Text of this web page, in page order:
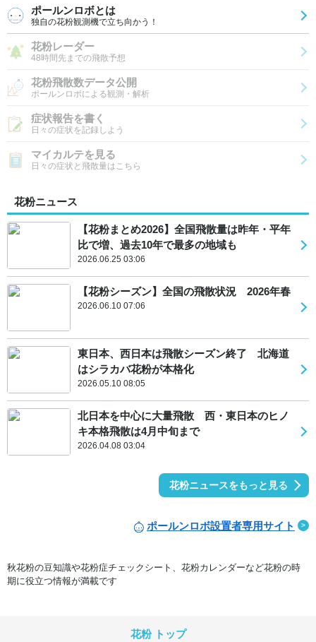
ポールンロボとは
独自の花粉観測機で立ち向かう！
花粉レーダー
48時間先までの飛散予想
花粉飛散数データ公開
ポールンロボによる観測・解析
症状報告を書く
日々の症状を記録しよう
マイカルテを見る
日々の症状と飛散量はこちら
花粉ニュース
【花粉まとめ2026】全国飛散量は昨年・平年
比で増、過去10年で最多の地域も
2026.06.25 03:06
【花粉シーズン】全国の飛散状況 2026年春
2026.06.10 07:06
東日本、西日本は飛散シーズン終了 北海道
はシラカバ花粉が本格化
2026.05.10 08:05
北日本を中心に大量飛散 西・東日本のヒノ
キ本格飛散は4月中旬まで
2026.04.08 03:04
花粉ニュースをもっと見る
ポールンロボ設置者専用サイト
秋花粉の豆知識や花粉症チェックシート、花粉カレンダーなど花粉の時
期に役立つ情報が満載です
花粉 トップ